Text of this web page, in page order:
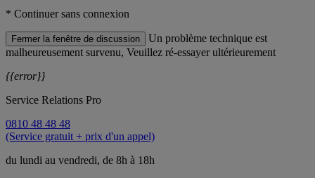
* Continuer sans connexion
Fermer la fenêtre de discussion
Un problème technique est
malheureusement survenu, Veuillez ré-essayer ultérieurement
{{error}}
Service Relations Pro
0810 48 48 48
(Service gratuit + prix d'un appel)
du lundi au vendredi, de 8h à 18h